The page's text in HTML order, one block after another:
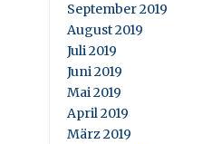
September 2019
August 2019
Juli 2019
Juni 2019
Mai 2019
April 2019
März 2019